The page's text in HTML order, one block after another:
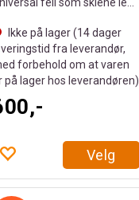
Ikke på lager (14dager
fra leverandør,
forbehold om at varen
på lager hos leverandøren)
Velg